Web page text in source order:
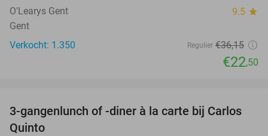
O'Learys Gent 9.5 star
Gent
Verkocht: 1.350
Regulier €36,15
€22,50
45%
3-gangenlunch of -diner à la carte bij Carlos
Quinto